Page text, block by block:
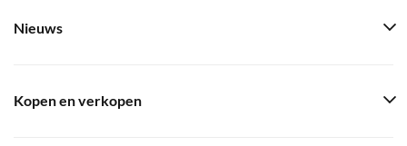
Nieuws
Kopen en verkopen